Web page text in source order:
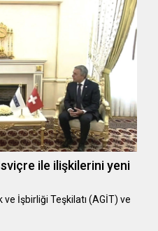
ile ilişkilerini yeni
İşbirliği Teşkilatı (AGİT) ve